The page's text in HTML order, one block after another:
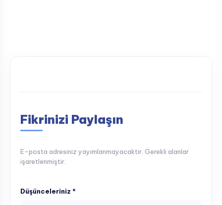
Fikrinizi Paylaşın
E-posta adresiniz yayımlanmayacaktır. Gerekli alanlar
işaretlenmiştir.
Düşünceleriniz *